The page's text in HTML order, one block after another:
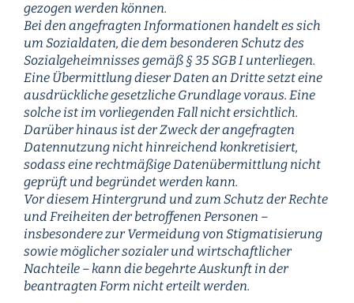
gezogen werden können.
Bei den angefragten Informationen handelt es sich
um Sozialdaten, die dem besonderen Schutz des
Sozialgeheimnisses gemäß § 35 SGB I unterliegen.
Eine Übermittlung dieser Daten an Dritte setzt eine
ausdrückliche gesetzliche Grundlage voraus. Eine
solche ist im vorliegenden Fall nicht ersichtlich.
Darüber hinaus ist der Zweck der angefragten
Datennutzung nicht hinreichend konkretisiert,
sodass eine rechtmäßige Datenübermittlung nicht
geprüft und begründet werden kann.
Vor diesem Hintergrund und zum Schutz der Rechte
und Freiheiten der betroffenen Personen –
insbesondere zur Vermeidung von Stigmatisierung
sowie möglicher sozialer und wirtschaftlicher
Nachteile – kann die begehrte Auskunft in der
beantragten Form nicht erteilt werden.